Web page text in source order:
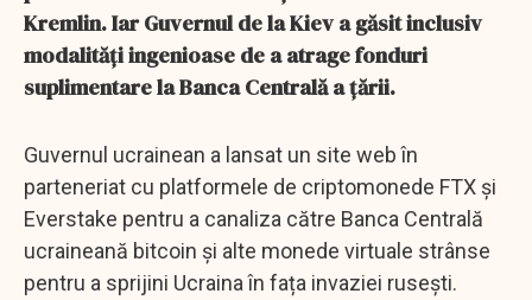
Kremlin. Iar Guvernul de la Kiev a găsit inclusiv
modalități ingenioase de a atrage fonduri
suplimentare la Banca Centrală a țării.
Guvernul ucrainean a lansat un site web în
parteneriat cu platformele de criptomonede FTX și
Everstake pentru a canaliza către Banca Centrală
ucraineană bitcoin și alte monede virtuale strânse
pentru a sprijini Ucraina în fața invaziei rusești.